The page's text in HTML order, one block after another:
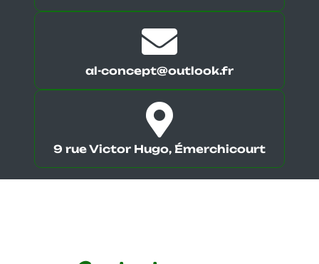
al-concept@outlook.fr
9 rue Victor Hugo, Émerchicourt